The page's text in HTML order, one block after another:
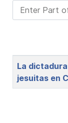
Enter Part of
Title
La
jesuitas en